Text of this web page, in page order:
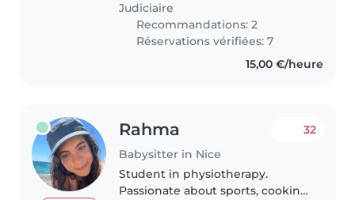
Judiciaire
Recommandations: 2
Réservations vérifiées: 7
15,00 €/heure
Rahma
Babysitter in Nice
32
Student in physiotherapy.
Passionate about sports, cooking